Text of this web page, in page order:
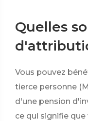
Quelles
Vous pouvez
tierce personne
d'une pension
ce qui signifie